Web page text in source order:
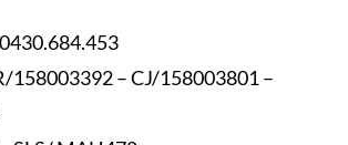
158003392 – CJ/158003801 –